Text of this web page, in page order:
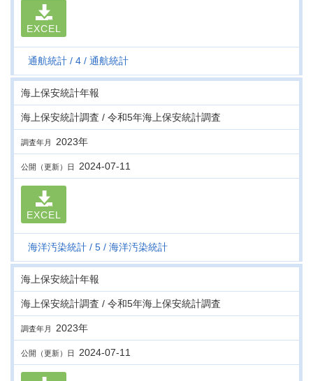
EXCEL
通航統計 4 通航統計
海上保安統計年報
海上保安統計調査 / 令和5年海上保安統計調査
調査年月 2023年
公開（更新）日 2024-07-11
EXCEL
海洋汚染統計 5 海洋汚染統計
海上保安統計年報
海上保安統計調査 / 令和5年海上保安統計調査
調査年月 2023年
公開（更新）日 2024-07-11